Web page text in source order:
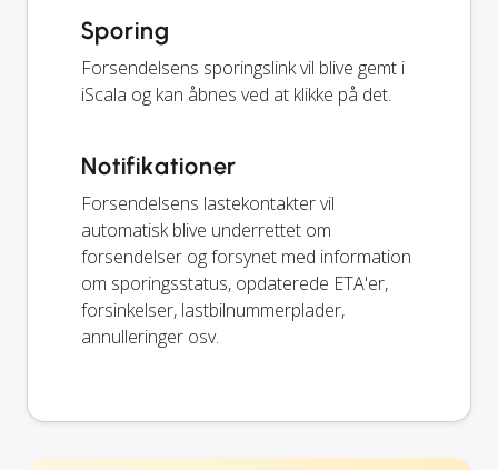
Sporing
Forsendelsens sporingslink vil blive gemt i
iScala og kan åbnes ved at klikke på det.
Notifikationer
Forsendelsens lastekontakter vil
automatisk blive underrettet om
forsendelser og forsynet med information
om sporingsstatus, opdaterede ETA'er,
forsinkelser, lastbilnummerplader,
annulleringer osv.